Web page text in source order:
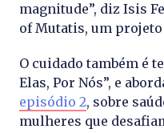
magnitude”, diz Isis
of Mutatis, um projeto
O cuidado também é
Elas, Por Nós”, e
episódio 2, sobre
mulheres que